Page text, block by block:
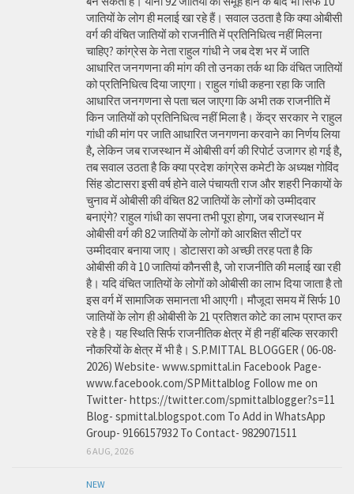
जातियों के लोग ही मलाई खा रहे हैं। सवाल उठता है कि क्या ओबीसी
वर्ग की वंचित जातियों को राजनीति में प्रतिनिधित्व नहीं मिलना
चाहिए? कांग्रेस के नेता राहुल गांधी ने जब देश भर में जाति
आधारित जनगणना की मांग की तो उनका तर्क था कि वंचित जातियों
को प्रतिनिधित्व दिया जाएगा। राहुल गांधी कहना रहा कि जाति
आधारित जनगणना से पता चल जाएगा कि अभी तक राजनीति में
किन जातियों को प्रतिनिधित्व नहीं मिला है। केंद्र सरकार ने राहुल
गांधी की मांग पर जाति आधारित जनगणना करवाने का निर्णय लिया
है, लेकिन जब राजस्थान में ओबीसी वर्ग की रिपोर्ट उजागर हो गई है,
तब सवाल उठता है कि क्या प्रदेश कांग्रेस कमेटी के अध्यक्ष गोविंद
सिंह डोटासरा इसी वर्ष होने वाले पंचायती राज और शहरी निकायों के
चुनाव में ओबीसी की वंचित 82 जातियों के लोगों को उम्मीदवार
बनाएंगे? राहुल गांधी का सपना तभी पूरा होगा, जब राजस्थान में
ओबीसी वर्ग की 82 जातियों के लोगों को आरक्षित सीटों पर
उम्मीदवार बनाया जाए। डोटासरा को अच्छी तरह पता है कि
ओबीसी की वे 10 जातियां कौनसी है, जो राजनीति की मलाई खा रही
है। यदि वंचित जातियों के लोगों को ओबीसी का लाभ दिया जाता है तो
इस वर्ग में सामाजिक समानता भी आएगी। मौजूदा समय में सिर्फ 10
जातियों के लोग ही ओबीसी के 21 प्रतिशत कोटे का लाभ प्राप्त कर
रहे है। यह स्थिति सिर्फ राजनीतिक क्षेत्र में ही नहीं बल्कि सरकारी
नौकरियों के क्षेत्र में भी है। S.P.MITTAL BLOGGER ( 06-08-
2026) Website- www.spmittal.in Facebook Page-
www.facebook.com/SPMittalblog Follow me on
Twitter- https://twitter.com/spmittalblogger?s=11
Blog- spmittal.blogspot.com To Add in WhatsApp
Group- 9166157932 To Contact- 9829071511
6 AUG, 2026
NEW